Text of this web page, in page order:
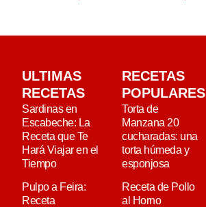
ULTIMAS
RECETAS
Sardinas en
Escabeche: La
Receta que Te
Hará Viajar en el
Tiempo
Pulpo a Feira:
Receta
RECETAS
POPULARES
Torta de
Manzana 20
cucharadas: una
torta húmeda y
esponjosa
Receta de Pollo
al Horno